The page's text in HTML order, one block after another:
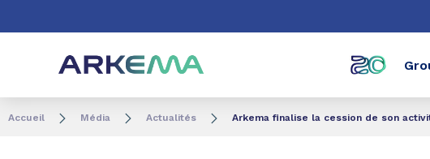
Accueil Média Actualités Arkema finalise la cession de son